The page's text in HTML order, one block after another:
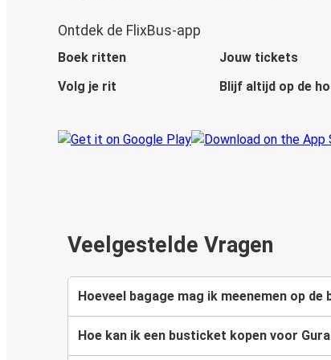
Ontdek de FlixBus-app
Boek ritten
Jouw tickets
Volg je rit
Blijf altijd op de
Veelgestelde Vragen
Hoeveel bagage mag ik meenemen op de
Hoe kan ik een busticket kopen voor